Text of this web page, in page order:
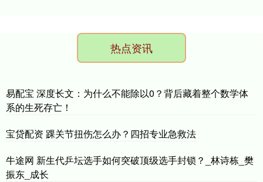
热点资讯
易配宝 深度长文：为什么不能除以0？背后藏着整个数学体
系的生死存亡！
宝贷配资 踝关节扭伤怎么办？四招专业急救法
牛途网 新生代乒坛选手如何突破顶级选手封锁？_林诗栋_樊
振东_成长